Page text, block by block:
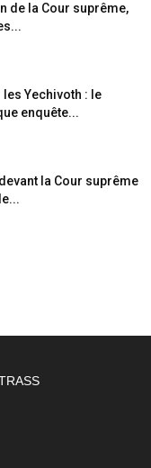
de la Cour suprême,
Yechivoth : le
enquête...
la Cour suprême